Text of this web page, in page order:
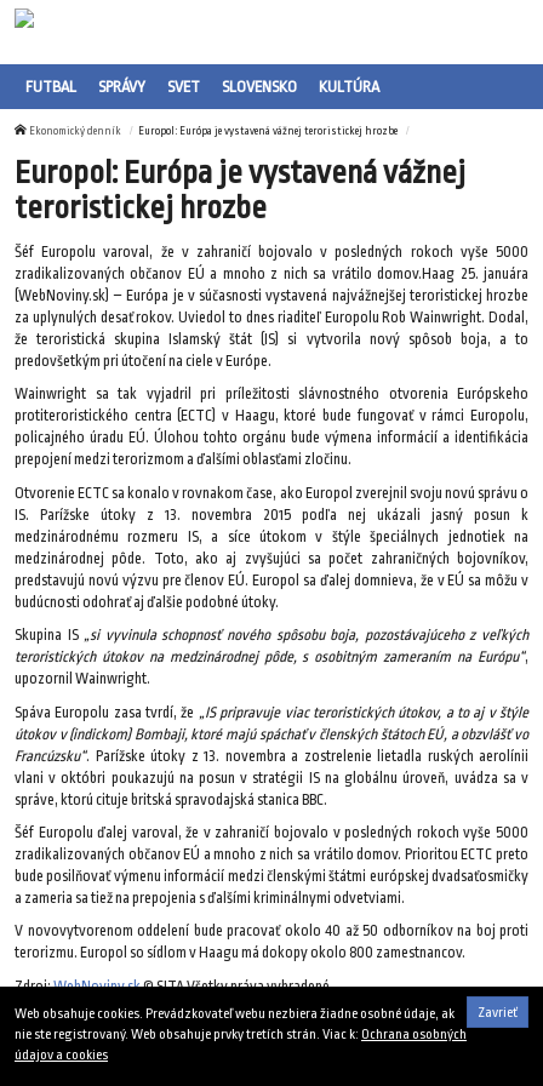
FUTBAL SPRÁVY SVET SLOVENSKO KULTÚRA
Ekonomický denník Europol: Európa je vystavená vážnej teroristickej hrozbe
Europol: Európa je vystavená vážnej
teroristickej hrozbe
Šéf Europolu varoval, že v zahraničí bojovalo v posledných rokoch vyše 5000
zradikalizovaných občanov EÚ a mnoho z nich sa vrátilo domov.Haag 25. januára
(WebNoviny.sk) – Európa je v súčasnosti vystavená najvážnejšej teroristickej hrozbe
za uplynulých desať rokov. Uviedol to dnes riaditeľ Europolu Rob Wainwright. Dodal,
že teroristická skupina Islamský štát (IS) si vytvorila nový spôsob boja, a to
predovšetkým pri útočení na ciele v Európe.
Wainwright sa tak vyjadril pri príležitosti slávnostného otvorenia Európskeho
protiteroristického centra (ECTC) v Haagu, ktoré bude fungovať v rámci Europolu,
policajného úradu EÚ. Úlohou tohto orgánu bude výmena informácií a identifikácia
prepojení medzi terorizmom a ďalšími oblasťami zločinu.
Otvorenie ECTC sa konalo v rovnakom čase, ako Europol zverejnil svoju novú správu o
IS. Parížske útoky z 13. novembra 2015 podľa nej ukázali jasný posun k
medzinárodnému rozmeru IS, a síce útokom v štýle špeciálnych jednotiek na
medzinárodnej pôde. Toto, ako aj zvyšujúci sa počet zahraničných bojovníkov,
predstavujú novú výzvu pre členov EÚ. Europol sa ďalej domnieva, že v EÚ sa môžu v
budúcnosti odohrať aj ďalšie podobné útoky.
Skupina IS„si vyvinula schopnosť nového spôsobu boja, pozostávajúceho z veľkých
teroristických útokov na medzinárodnej pôde, s osobitným zameraním na Európu“,
upozornil Wainwright.
Spáva Europolu zasa tvrdí, že „IS pripravuje viac teroristických útokov, a to aj v štýle
útokov v (indickom) Bombaji, ktoré majú spáchať v členských štátoch EÚ, a obzvlášť vo
Francúzsku“. Parížske útoky z 13. novembra a zostrelenie lietadla ruských aerolínii
vlani v októbri poukazujú na posun v stratégii IS na globálnu úroveň, uvádza sa v
správe, ktorú cituje britská spravodajská stanica BBC.
Šéf Europolu ďalej varoval, že v zahraničí bojovalo v posledných rokoch vyše 5000
zradikalizovaných občanov EÚ a mnoho z nich sa vrátilo domov. Prioritou ECTC preto
bude posilňovať výmenu informácií medzi členskými štátmi európskej dvadsaťosmičky
a zameria sa tiež na prepojenia s ďalšími kriminálnymi odvetviami.
V novovytvorenom oddelení bude pracovať okolo 40 až 50 odborníkov na boj proti
terorizmu. Europol so sídlom v Haagu má dokopy okolo 800 zamestnancov.
Zdroj:WebNoviny.sk© SITA Všetky práva vyhradené.
25. januára 2016
Zavrieť
Web obsahuje cookies. Prevádzkovateľ webu nezbiera žiadne osobné údaje, ak
nie ste registrovaný. Web obsahuje prvky tretích strán. Viac k: Ochrana osobných
údajov a cookies